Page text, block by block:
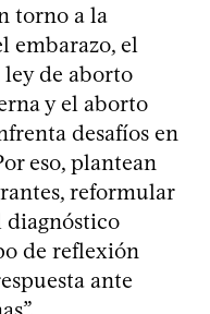
torno a la
el
de aborto
y el aborto
desafíos en
eso, plantean
reformular
diagnóstico
de reflexión
ante